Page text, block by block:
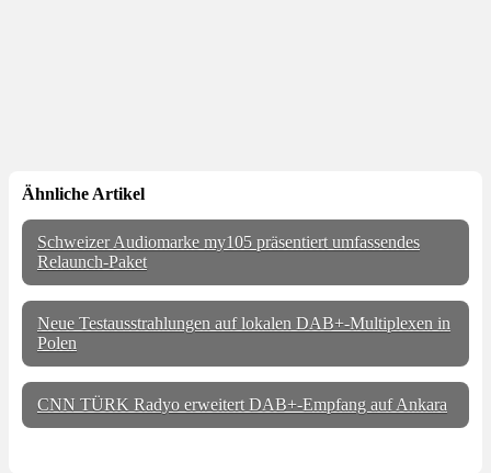
Ähnliche Artikel
Schweizer Audiomarke my105 präsentiert umfassendes
Relaunch-Paket
Neue Testausstrahlungen auf lokalen DAB+-Multiplexen in
Polen
CNN TÜRK Radyo erweitert DAB+-Empfang auf Ankara